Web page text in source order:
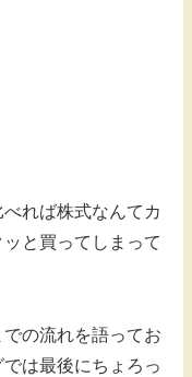
れば株式なんてカ
と買ってしまって
の流れを語ってお
は最後にちょろっ